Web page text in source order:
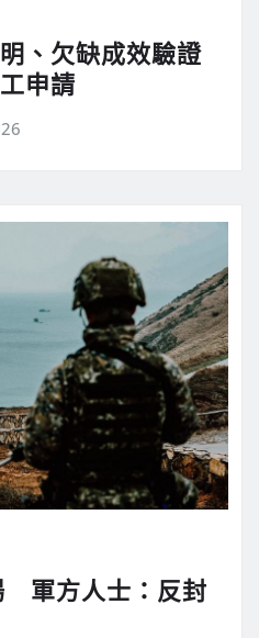
、欠缺成效驗證
申請
軍方人士：反封